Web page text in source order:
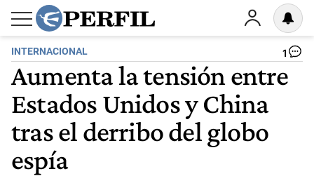
INTERNACIONAL 1
Aumenta la tensión entre
Estados Unidos y China
tras el derribo del globo
espía